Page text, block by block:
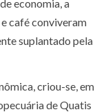
economia, a
café conviveram
suplantado pela
criou-se, em
de Quatis